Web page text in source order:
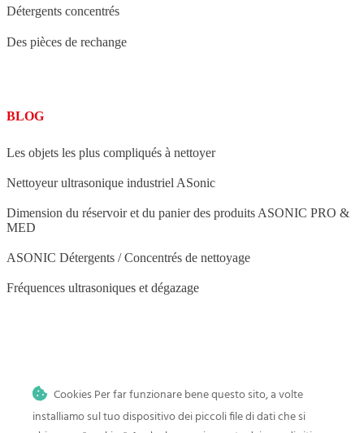
Détergents concentrés
Des pièces de rechange
BLOG
Les objets les plus compliqués à nettoyer
Nettoyeur ultrasonique industriel ASonic
Dimension du réservoir et du panier des produits ASONIC PRO &
MED
ASONIC Détergents / Concentrés de nettoyage
Fréquences ultrasoniques et dégazage
Nettoyage par ultrasons à domicile
Histoire et progrès du nettoyage par ultrasons
Cookies Per far funzionare bene questo sito, a volte
installiamo sul tuo dispositivo dei piccoli file di dati che si